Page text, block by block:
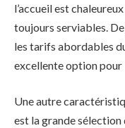
l’accueil est
toujours serviables.
les tarifs abordables
excellente option pour
Une autre
est la grande